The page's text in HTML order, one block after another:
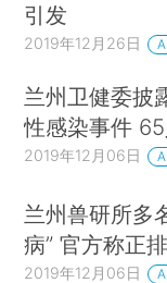
引发
2019年12月26日
兰州卫健委披
性感染事件
2019年12月06日
兰州兽研所多
病” 官方称正
2019年12月06日